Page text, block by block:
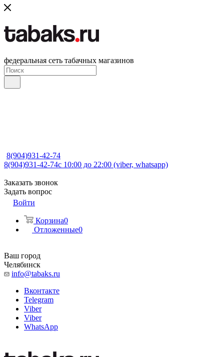
федеральная сеть табачных магазинов
8(904)931-42-74
8(904)931-42-74с 10:00 до 22:00 (viber, whatsapp)
Заказать звонок
Задать вопрос
Войти
Корзина0
Отложенные0
Ваш город
Челябинск
info@tabaks.ru
Вконтакте
Telegram
Viber
Viber
WhatsApp